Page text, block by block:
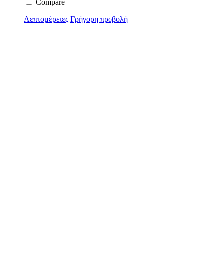
Compare
Λεπτομέρειες Γρήγορη προβολή